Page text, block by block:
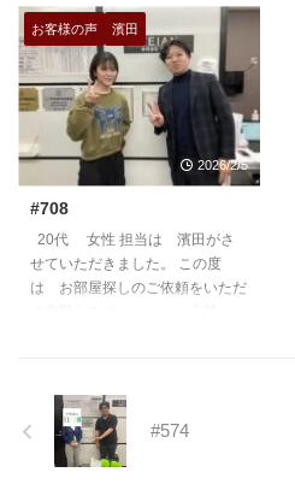
https://teian-enh.com/staff006/
お客様の声 濱田
2026/2/5
#708
20代 女性 担当は 濱田がさ
せていただきました。 この度
は お部屋探しのご依頼をいただ
#574